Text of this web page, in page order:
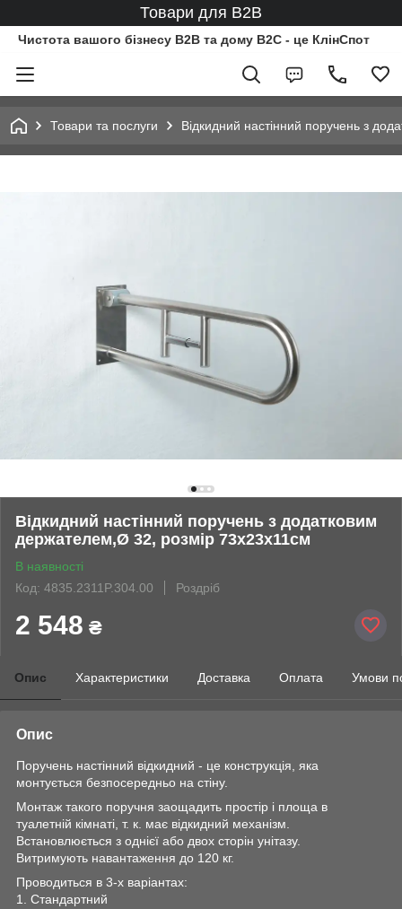
Товари для B2B
Чистота вашого бізнесу B2B та дому B2C - це КлінСпот
Товари та послуги Відкидний настінний поручень з
Відкидний настінний поручень з додатковим
держателем,Ø 32, розмір 73х23х11см
В наявності
Код: 4835.2311P.304.00
Роздріб
2 548 ₴
Опис Характеристики Доставка Оплата Умови
Опис
Поручень настінний відкидний - це конструкція, яка
монтується безпосередньо на стіну.
Монтаж такого поручня заощадить простір і площа в
туалетній кімнаті, т. к. має відкидний механізм.
Встановлюється з однієї або двох сторін унітазу.
Витримують навантаження до 120 кг.
Проводиться в 3-х варіантах:
1. Стандартний